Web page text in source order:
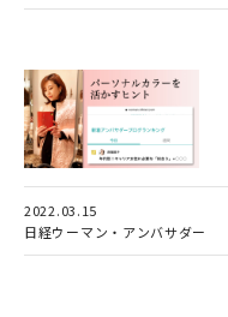
2022.03.15
日経ウーマン・アンバサダー